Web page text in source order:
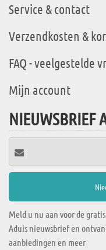
Service & contact
Verzendkosten &
FAQ - veelgestelde
Mijn account
NIEUWSBRIEF
Meld u nu aan voor de gratis
Aduis nieuwsbrief en
aanbiedingen en meer